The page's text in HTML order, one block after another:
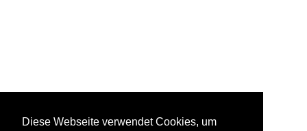
Diese Webseite verwendet Cookies, um